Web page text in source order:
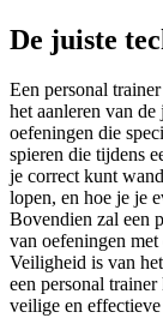
De juiste
Een personal
het aanleren van
oefeningen die
spieren die tijdens
je correct kunt
lopen, en hoe je je
Bovendien zal een
van oefeningen
Veiligheid is van
een personal
veilige en